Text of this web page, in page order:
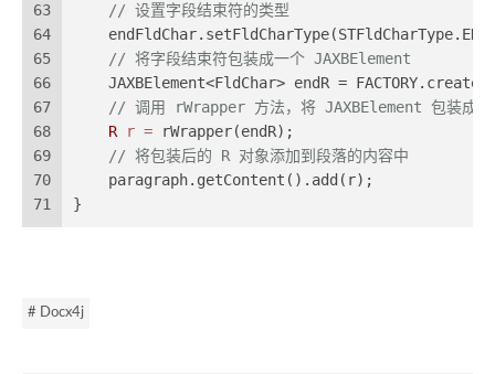
63
64
65
66
67
68
69
70
71
// 设置字段结束符的类型
// 将字段结束符包装成一个 JAXBElement
JAXBElement<FldChar> endR =
// 调用 rWrapper 方法，将 JAXBElement 包装成
R
r = rWrapper(endR);
// 将包装后的 R 对象添加到段落的内容中
    paragraph.getContent().add(r);
}
# Docx4j